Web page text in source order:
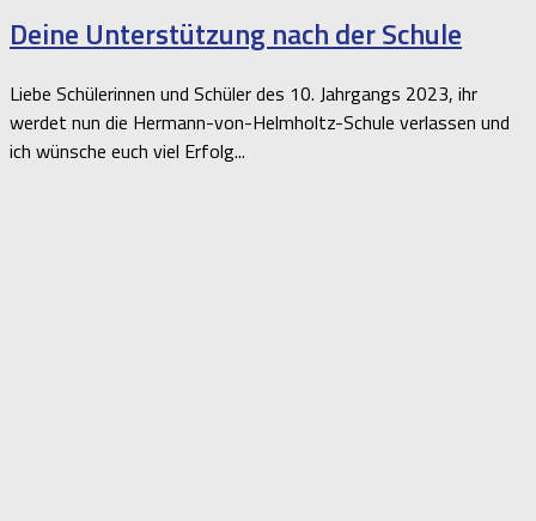
Deine Unterstützung nach der Schule
Liebe Schülerinnen und Schüler des 10. Jahrgangs 2023, ihr
werdet nun die Hermann-von-Helmholtz-Schule verlassen und
ich wünsche euch viel Erfolg...